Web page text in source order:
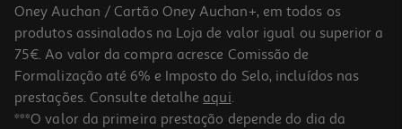
-40%
Protetor Solar Ambre Solaire Leite Classico Ip50 175 Ml
Oney Auchan / Cartão Oney Auchan+, em todos os
produtos assinalados na Loja de valor igual ou superior a
75€. Ao valor da compra acresce Comissão de
Formalização até 6% e Imposto do Selo, incluídos nas
prestações. Consulte detalhe aqui.
***O valor da primeira prestação depende do dia da